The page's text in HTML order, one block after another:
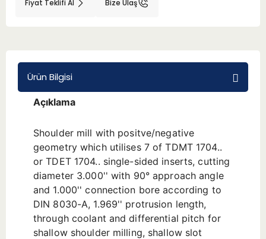
Adaptörler
Aksesuarlar
Fiyat Teklifi Al Bize Ulaş
Ürün Bilgisi
Açıklama
Shoulder mill with positve/negative
geometry which utilises 7 of TDMT 1704..
or TDET 1704.. single-sided inserts, cutting
diameter 3.000'' with 90° approach angle
and 1.000'' connection bore according to
DIN 8030-A, 1.969'' protrusion length,
through coolant and differential pitch for
shallow shoulder milling, shallow slot